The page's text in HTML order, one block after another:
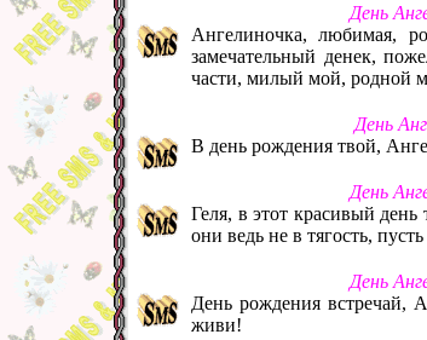
День
Ангелиночка, любимая,
замечательный денек,
части, милый мой, родной
День
В день рождения твой,
День
Геля, в этот красивый день
они ведь не в тягость,
День
День рождения встречай,
живи!